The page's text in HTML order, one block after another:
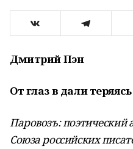
Дмитрий Пэн
От глаз в дали
Паровозъ: поэтический
Союза российских